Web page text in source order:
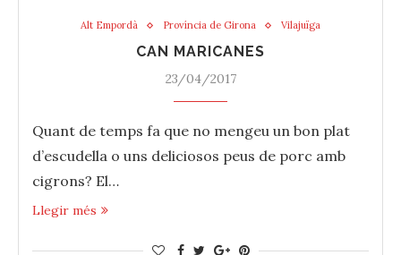
Alt Empordà Província de Girona Vilajuïga
CAN MARICANES
23/04/2017
Quant de temps fa que no mengeu un bon plat
d’escudella o uns deliciosos peus de porc amb
cigrons? El…
Llegir més